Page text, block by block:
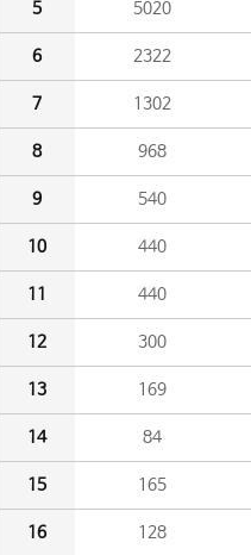
5 5020
6 2322
7 1302
8 968
9 540
10 440
11 440
12 300
13 169
14 84
15 165
16 128